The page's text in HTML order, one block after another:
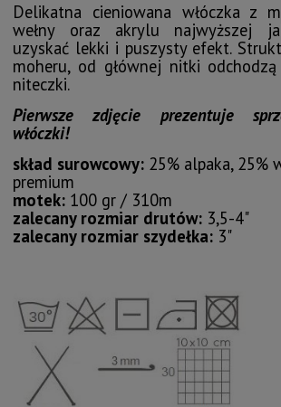
Delikatna cieniowana włóczka z
wełny oraz akrylu najwyższej
uzyskać lekki i puszysty efekt.
moheru, od głównej nitki
niteczki.
Pierwsze zdjęcie prezentuje
włóczki!
skład surowcowy: 25% alpaka, 25%
premium
motek: 100 gr / 310m
zalecany rozmiar drutów: 3,5-4"
zalecany rozmiar szydełka: 3"